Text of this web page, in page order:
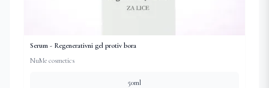
Serum - Regenerativni gel protiv bora
NuMe cosmetics
50ml